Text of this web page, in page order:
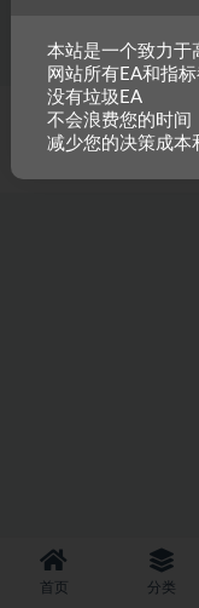
Copyright © 2022 外汇EA
首页 分类
本站是一个致力于
网站所有EA和指
没有垃圾EA
不会浪费您的时间
减少您的决策成本